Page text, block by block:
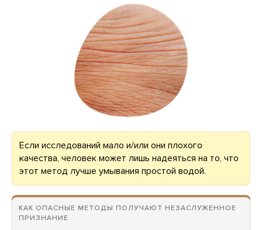
Если исследований мало и/или они плохого
качества, человек может лишь надеяться на то, что
этот метод лучше умывания простой водой.
КАК ОПАСНЫЕ МЕТОДЫ ПОЛУЧАЮТ НЕЗАСЛУЖЕННОЕ
ПРИЗНАНИЕ